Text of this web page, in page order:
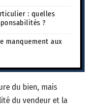
: quelles
?
manquement aux
du bien, mais
du vendeur et la